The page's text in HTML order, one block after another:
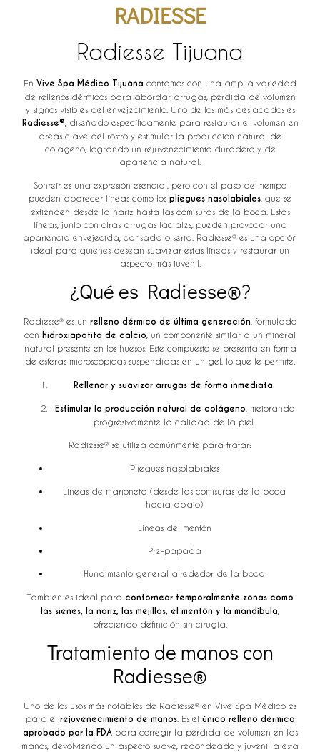
RADIESSE
Radiesse Tijuana
En Vive Spa Médico Tijuana contamos con una amplia variedad
de rellenos dérmicos para abordar arrugas, pérdida de volumen
y signos visibles del envejecimiento. Uno de los más destacados es
Radiesse® , diseñado específicamente para restaurar el volumen en
áreas clave del rostro y estimular la producción natural de
colágeno, logrando un rejuvenecimiento duradero y de
apariencia natural.
Sonreír es una expresión esencial, pero con el paso del tiempo
pueden aparecer líneas como los pliegues nasolabiales , que se
extienden desde la nariz hasta las comisuras de la boca. Estas
líneas, junto con otras arrugas faciales, pueden provocar una
apariencia envejecida, cansada o seria. Radiesse® es una opción
ideal para quienes desean suavizar estas líneas y restaurar un
aspecto más juvenil.
¿Qué es Radiesse®?
Radiesse® es un relleno dérmico de última generación , formulado
con hidroxiapatita de calcio , un componente similar a un mineral
natural presente en los huesos. Este compuesto se presenta en forma
de esferas microscópicas suspendidas en un gel, lo que le permite:
Rellenar y suavizar arrugas de forma inmediata.
Estimular la producción natural de colágeno , mejorando
progresivamente la calidad de la piel.
Radiesse® se utiliza comúnmente para tratar:
Pliegues nasolabiales
Líneas de marioneta (desde las comisuras de la boca
hacia abajo)
Líneas del mentón
Pre-papada
Hundimiento general alrededor de la boca
También es ideal para contornear temporalmente zonas como
las sienes, la nariz, las mejillas, el mentón y la mandíbula
ofreciendo definición sin cirugía.
Tratamiento de manos con
Radiesse®
Uno de los usos más notables de Radiesse® en Vive Spa Médico es
para el rejuvenecimiento de manos. Es el único relleno dérmico
aprobado por la FDApara corregir la pérdida de volumen en las
manos, devolviendo un aspecto suave, redondeado y juvenil a esta